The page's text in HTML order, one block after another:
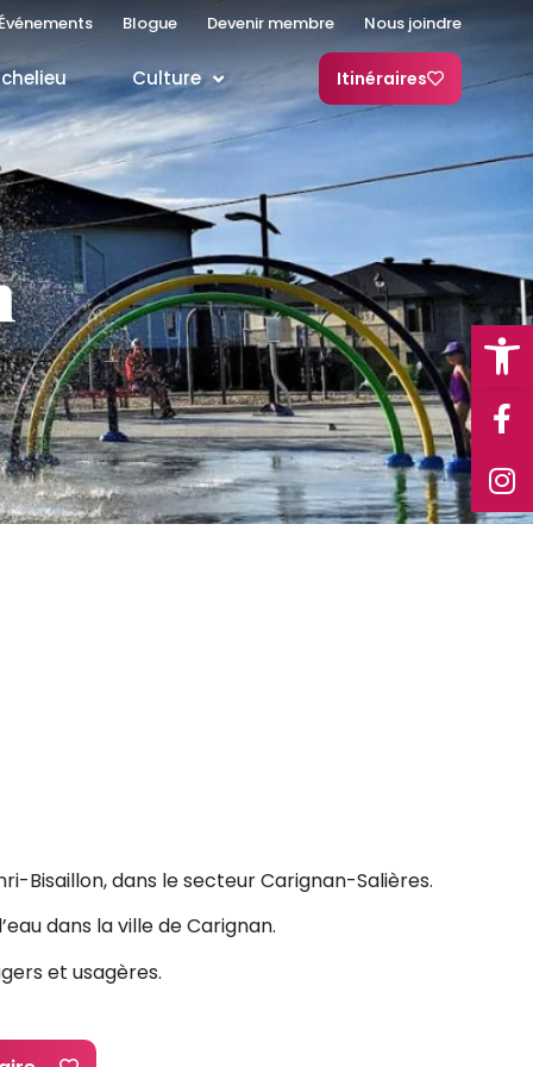
Blogue Devenir membre Nous joindre
Culture Itinéraires
Bisaillon, dans le secteur Carignan-Salières.
dans la ville de Carignan.
et usagères.